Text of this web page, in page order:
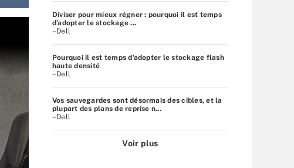
Diviser pour mieux régner : pourquoi il est temps
d’adopter le stockage ...
–Dell
Pourquoi il est temps d’adopter le stockage flash
haute densité
–Dell
Vos sauvegardes sont désormais des cibles, et la
plupart des plans de reprise n...
–Dell
Voir plus